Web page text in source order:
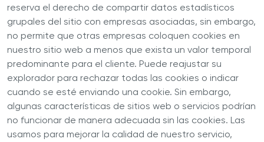
reserva el derecho de compartir datos estadísticos
grupales del sitio con empresas asociadas, sin embargo,
no permite que otras empresas coloquen cookies en
nuestro sitio web a menos que exista un valor temporal
predominante para el cliente. Puede reajustar su
explorador para rechazar todas las cookies o indicar
cuando se esté enviando una cookie. Sin embargo,
algunas características de sitios web o servicios podrían
no funcionar de manera adecuada sin las cookies. Las
usamos para mejorar la calidad de nuestro servicio,